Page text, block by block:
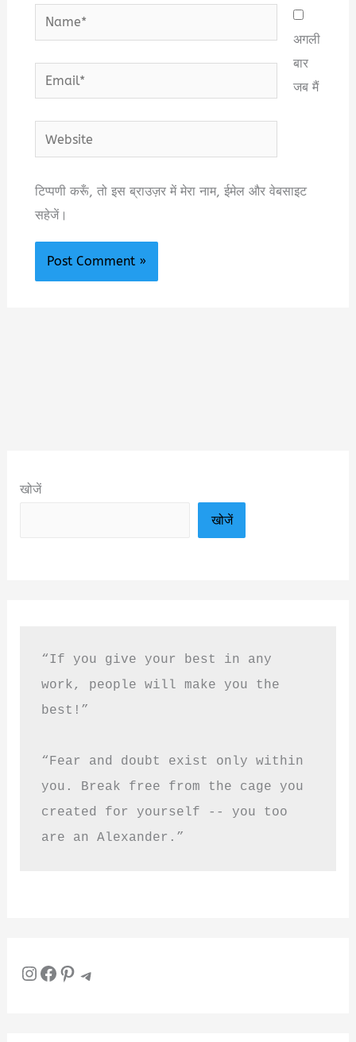
Name*
Email*
Website
अगली
बार
जब मैं
टिप्पणी करूँ, तो इस ब्राउज़र में मेरा नाम, ईमेल और वेबसाइट
सहेजें।
खोजें
खोजें
“If you give your best in any
work, people will make you the
best!”
“Fear and doubt exist only within
you. Break free from the cage you
created for yourself -- you too
are an Alexander.”
InstagramFacebook Pinterest Telegram